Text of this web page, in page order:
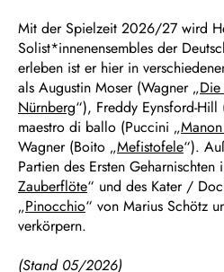
Mit der Spielzeit 2026/27 wird
Solist*innenensembles der
erleben ist er hier in
als Augustin Moser (Wagner „
Nürnberg“), Freddy Eynsford-Hill
maestro di ballo (Puccini „
Wagner (Boito „Mefistofele“).
Partien des Ersten Geharnischten
Zauberflöte“ und des Kater /
„Pinocchio“ von Marius Schötz
verkörpern.
(Stand 05/2026)